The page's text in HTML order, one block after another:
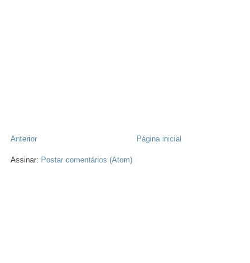
Anterior Página inicial
Assinar: Postar comentários (Atom)